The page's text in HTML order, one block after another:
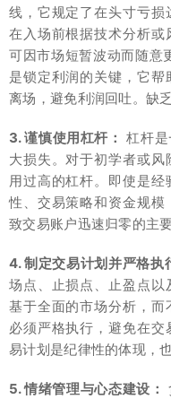
线，它规定了在头寸亏
在入场前根据技术分析
可因市场短暂波动而随
是锁定利润的关键，它
离场，避免利润回吐。缺
3. 谨慎使用杠杆： 杠杆
大损失。对于初学者或
用过高的杠杆。即使是
性、交易策略和资金规
致交易账户迅速归零的主
4. 制定交易计划并严格执
场点、止损点、止盈点
基于全面的市场分析，
必须严格执行，避免在
易计划是纪律性的体现，
5. 情绪管理与心态建设：